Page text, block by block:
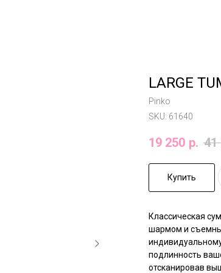
LARGE
Pinko
SKU: 61640
19 250 р. 41
Купить
Классическая
шармом и
подлинность
отсканировав